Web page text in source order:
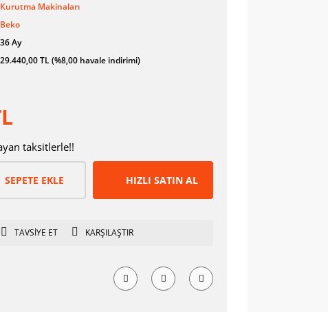
Kurutma Makinaları
Beko
36 Ay
29.440,00 TL (%8,00 havale indirimi)
taksitlerle!!
SEPETE EKLE HIZLI SATIN AL
TAVSİYE ET KARŞILAŞTIR